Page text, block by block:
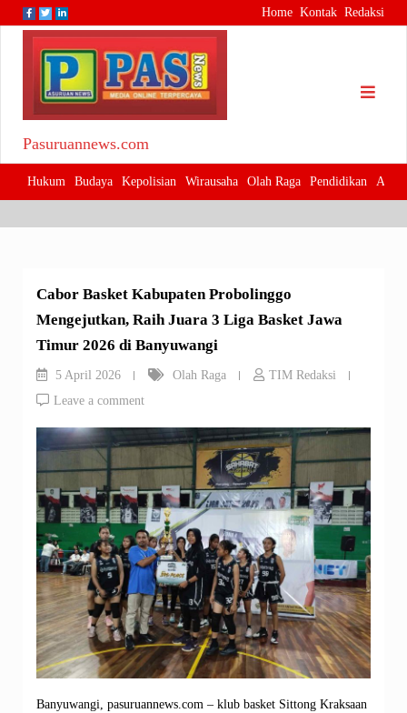
Home Kontak Redaksi
Pasuruannews.com
Hukum Budaya Kepolisian Wirausaha Olah Raga Pendidikan
Kategori:Olah Raga
Cabor Basket Kabupaten Probolinggo
Mengejutkan, Raih Juara 3 Liga Basket Jawa
Timur 2026 di Banyuwangi
5 April 2026 Olah Raga
TIM Redaksi
Leave a comment
Banyuwangi, pasuruannews.com – klub basket Sittong Kraksaan